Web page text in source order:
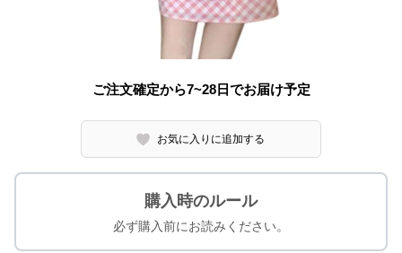
ご注文確定から7~28日でお届け予定
お気に入りに追加する
購入時のルール
必ず購入前にお読みください。